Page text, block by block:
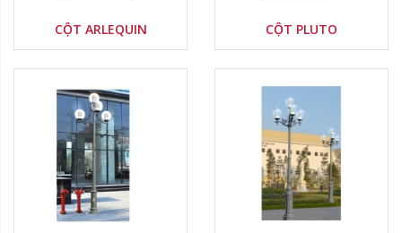
CỘT ARLEQUIN CỘT PLUTO
Nước sản xuất:
Xuất xứ thương hiệu:
Delete
Nước sản xuất:
Xuất xứ thương hiệu:
Delete